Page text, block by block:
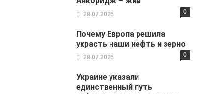
28.07.2026 0
Почему Европа решила
украсть наши нефть и зерно
28.07.2026 0
Украине указали
единственный путь